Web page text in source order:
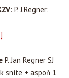
: P. J.Regner:
P. Jan Regner SJ
sníte + aspoň 1